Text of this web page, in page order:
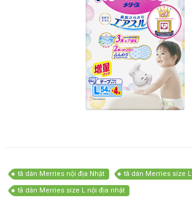
tã dán Merries nội địa Nhật tã dán Merries size L
tã dán Merries size L nội địa nhật